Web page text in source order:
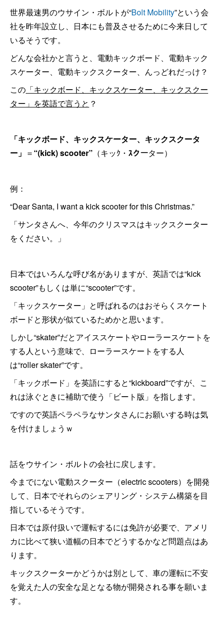
世界最速男のウサイン・ボルトが“Bolt Mobility”という会
社を昨年設立し、日本にも普及させるために今来日して
いるそうです。
どんな会社かと言うと、電動キックボード、電動キック
スケーター、電動キックスクーター、んっどれだっけ？
この 「キックボード、キックスケーター、キックスクー
ター」を英語で言うと ？
「キックボード、キックスケーター、キックスクータ
ー」 ＝ “(kick) scooter” （キッｸ・ ｽクーター）
例：
“Dear Santa, I want a kick scooter for this Christmas.”
「サンタさんへ、今年のクリスマスはキックスクーター
をください。」
日本ではいろんな呼び名がありますが、英語では“kick
scooter”もしくは単に“scooter”です。
「キックスケーター」と呼ばれるのはおそらくスケート
ボードと形状が似ているためかと思います。
しかし“skater”だとアイススケートやローラースケートを
する人という意味で、ローラースケートをする人
は“roller skater”です。
「キックボード」を英語にすると“kickboard”ですが、こ
れは泳ぐときに補助で使う「ビート版」を指します。
ですので英語ペラペラなサンタさんにお願いする時は気
を付けましょうｗ
話をウサイン・ボルトの会社に戻します。
今までにない電動スクーター（electric scooters）を開発
して、日本でそれらのシェアリング・システム構築を目
指しているそうです。
日本では原付扱いで運転するには免許が必要で、アメリ
カに比べて狭い道幅の日本でどうするかなど問題点はあ
ります。
キックスクーターかどうかは別として、車の運転に不安
を覚えた人の安全な足となる物が開発される事を願いま
す。